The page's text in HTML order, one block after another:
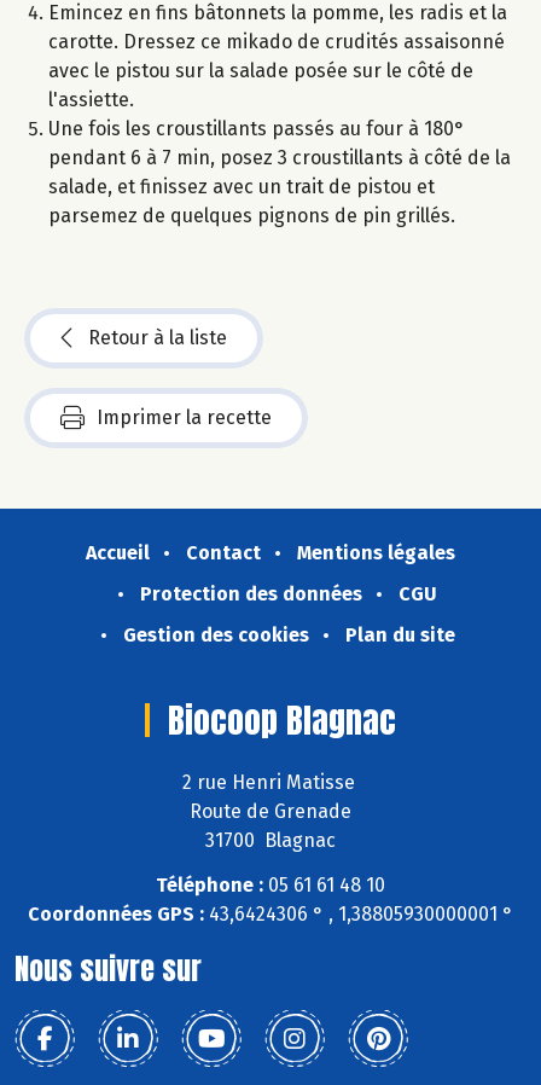
Emincez en fins bâtonnets la pomme, les radis et la
carotte. Dressez ce mikado de crudités assaisonné
avec le pistou sur la salade posée sur le côté de
l'assiette.
Une fois les croustillants passés au four à 180°
pendant 6 à 7 min, posez 3 croustillants à côté de la
salade, et finissez avec un trait de pistou et
parsemez de quelques pignons de pin grillés.
Retour à la liste
Imprimer la recette
Accueil Contact
Mentions légales
Protection des données
CGU
Gestion des cookies
Plan du site
Biocoop Blagnac
2 rue Henri Matisse
Route de Grenade
31700 Blagnac
Téléphone : 05 61 61 48 10
Coordonnées GPS : 43,6424306 ° , 1,38805930000001 °
Nous suivre sur